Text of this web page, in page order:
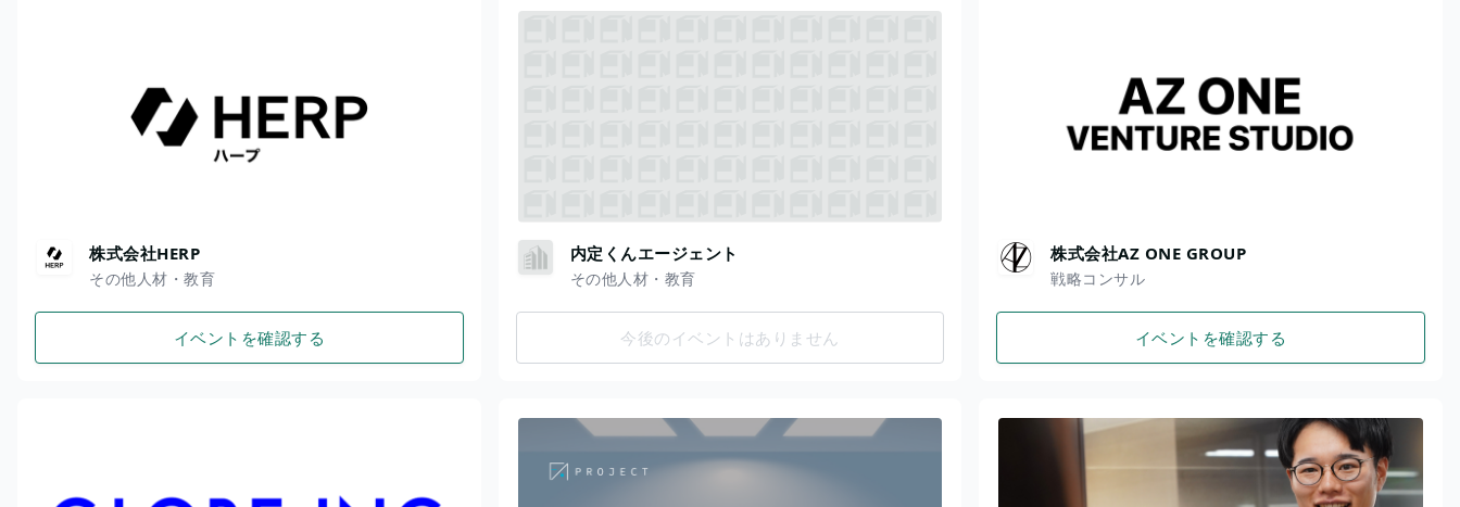
株式会社HERP
その他人材・教育
イベントを確認する
内定くんエージェント
その他人材・教育
今後のイベントはありません
株式会社AZ ONE GROUP
戦略コンサル
イベントを確認する